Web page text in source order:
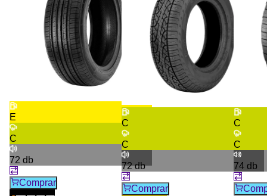
E
C
72 db
Comprar
C
C
72db
Comprar
C
C
74 db